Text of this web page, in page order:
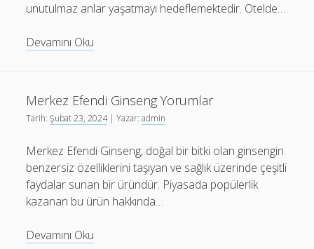
unutulmaz anlar yaşatmayı hedeflemektedir. Otelde…
Devamını Oku
Yorumları
Merkez Efendi Ginseng Yorumlar
Tarih:Şubat 23, 2024| Yazar:admin
Merkez Efendi Ginseng, doğal bir bitki olan ginsengin
benzersiz özelliklerini taşıyan ve sağlık üzerinde çeşitli
faydalar sunan bir üründür. Piyasada popülerlik
kazanan bu ürün hakkında…
Devamını Oku